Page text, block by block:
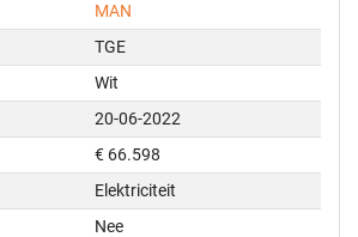
MAN
TGE
Wit
20-06-2022
€ 66.598
Elektriciteit
Nee